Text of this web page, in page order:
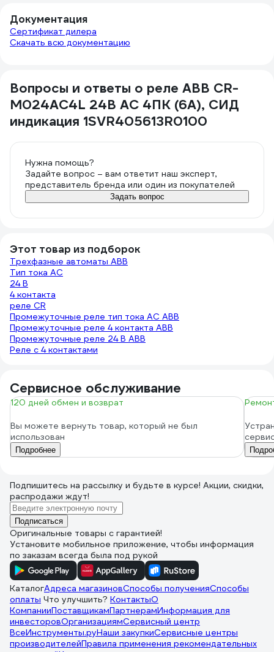
Документация
Сертификат дилера
Скачать всю документацию
Вопросы и ответы о реле ABB CR-
M024AC4L 24B AC 4ПК (6A), СИД
индикация 1SVR405613R0100
Нужна помощь?
Задайте вопрос – вам ответит наш эксперт,
представитель бренда или один из покупателей
Задать вопрос
Этот товар из подборок
Трехфазные автоматы ABB
Тип тока AC
24 В
4 контакта
реле CR
Промежуточные реле тип тока AC ABB
Промежуточные реле 4 контакта ABB
Промежуточные реле 24 В ABB
Реле с 4 контактами
Сервисное обслуживание
120 дней обмен и возврат
Вы можете вернуть товар, который не был
использован
Подробнее
Подпишитесь на рассылку и будьте в курсе! Акции, скидки,
распродажи ждут!
Подписаться
Оригинальные товары с гарантией!
Установите мобильное приложение, чтобы информация
по заказам всегда была под рукой
КаталогАдреса магазиновСпособы полученияСпособы
оплаты Что улучшить? КонтактыО
КомпанииПоставщикамПартнерамИнформация для
инвесторовОрганизациямСервисный центр
ВсеИнструменты.руНаши закупкиСервисные центры
производителейПравила применения рекомендательных